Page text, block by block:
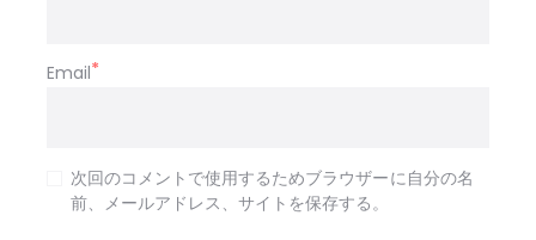
Email
次回のコメントで使用するためブラウザーに自分の名
前、メールアドレス、サイトを保存する。